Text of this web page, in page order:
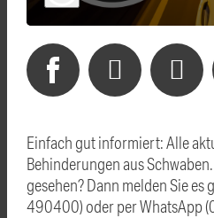
Einfach gut informiert: Alle
Behinderungen aus
gesehen? Dann melden Sie
490400) oder per WhatsApp